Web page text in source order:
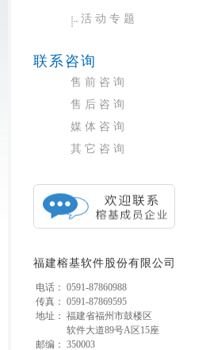
活动专题
联系咨询
售前咨询
售后咨询
媒体咨询
其它咨询
福建榕基软件股份有限公司
电话： 0591-87860988
传真： 0591-87869595
地址： 福建省福州市鼓楼区
软件大道89号A区15座
邮编： 350003